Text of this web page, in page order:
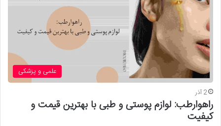
علمی و پزشکی
2 آذر
راهوارطب: لوازم پوستی و طبی با بهترین قیمت و
کیفیت